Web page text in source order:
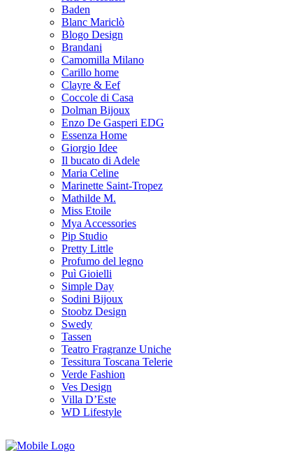
Baden
Blanc Mariclò
Blogo Design
Brandani
Camomilla Milano
Carillo home
Clayre & Eef
Coccole di Casa
Dolman Bijoux
Enzo De Gasperi EDG
Essenza Home
Giorgio Idee
Il bucato di Adele
Maria Celine
Marinette Saint-Tropez
Mathilde M.
Miss Etoile
Mya Accessories
Pip Studio
Pretty Little
Profumo del legno
Puì Gioielli
Simple Day
Sodini Bijoux
Stoobz Design
Swedy
Tassen
Teatro Fragranze Uniche
Tessitura Toscana Telerie
Verde Fashion
Ves Design
Villa D’Este
WD Lifestyle